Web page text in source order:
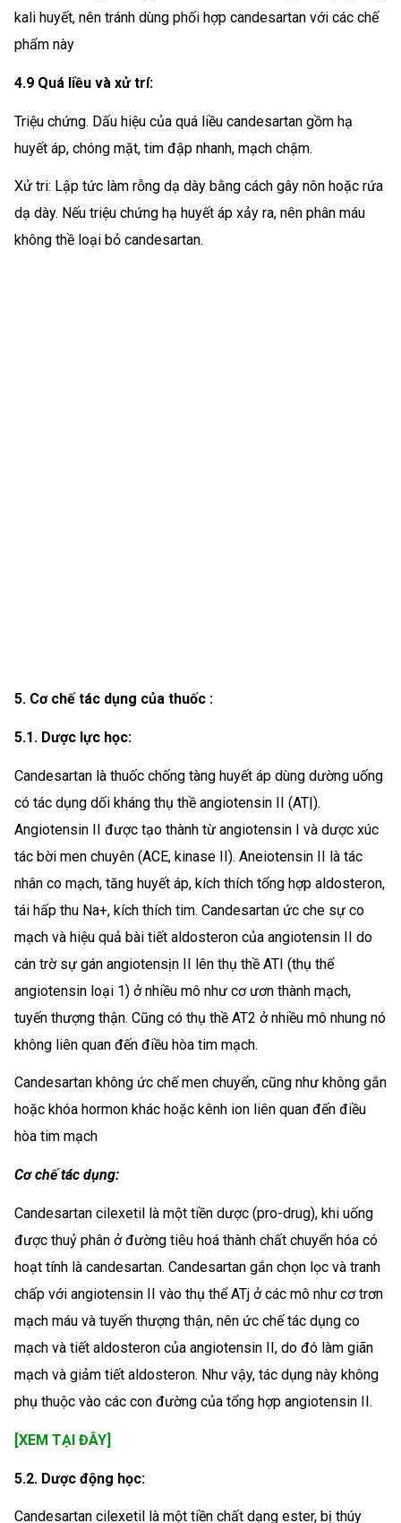
kali huyết, nên tránh dùng phối hợp candesartan với các chế
phẩm này
4.9 Quá liều và xử trí:
Triệu chứng. Dấu hiệu của quá liều candesartan gồm hạ
huyết áp, chóng mặt, tim đập nhanh, mạch chậm.
Xử tri: Lập tức làm rỗng dạ dày bằng cách gây nôn hoặc rứa
dạ dày. Nếu triệu chứng hạ huyết áp xảy ra, nên phân máu
không thề loại bỏ candesartan.
5. Cơ chế tác dụng của thuốc :
5.1. Dược lực học:
Candesartan là thuốc chống tàng huyết áp dùng dường uống
có tác dụng dối kháng thụ thề angiotensin II (AT|).
Angiotensin II được tạo thành từ angiotensin I và dược xúc
tác bời men chuyên (ACE, kinase II). Aneiotensin II là tác
nhân co mạch, tăng huyết áp, kích thích tổng hợp aldosteron,
tái hấp thu Na+, kích thích tim. Candesartan ức che sự co
mạch và hiệu quả bài tiết aldosteron của angiotensin II do
cán trờ sự gán angiotensịn II lên thụ thề ATI (thụ thể
angiotensin loại 1) ở nhiều mô như cơ ươn thành mạch,
tuyến thượng thận. Cũng có thụ thề AT2 ở nhiều mô nhung nó
không liên quan đến điều hòa tim mạch.
Candesartan không ức chế men chuyển, cũng như không gắn
hoặc khóa hormon khác hoặc kênh ion liên quan đến điều
hòa tim mạch
Cơ chế tác dụng:
Candesartan cilexetil là một tiền dược (pro-drug), khi uống
được thuỷ phân ở đường tiêu hoá thành chất chuyển hóa có
hoạt tính là candesartan. Candesartan gắn chọn lọc và tranh
chấp với angiotensin II vào thụ thể ATj ở các mô như cơ trơn
mạch máu và tuyến thượng thận, nên ức chế tác dụng co
mạch và tiết aldosteron của angiotensin II, do đó làm giãn
mạch và giảm tiết aldosteron. Như vậy, tác dụng này không
phụ thuộc vào các con đường của tổng hợp angiotensin II.
[XEM TẠI ĐÂY]
5.2. Dược động học:
Candesartan cilexetil là một tiền chất dạng ester, bị thúy